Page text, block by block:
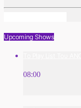
Upcoming Shows
08:00